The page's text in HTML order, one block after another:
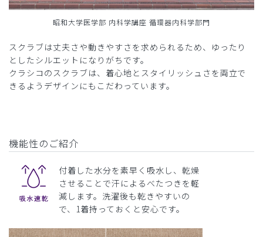
昭和大学医学部 内科学講座 循環器内科学部門
スクラブは丈夫さや動きやすさを求められるため、ゆったり
としたシルエットになりがちです。
クラシコのスクラブは、着心地とスタイリッシュさを両立で
きるようデザインにもこだわっています。
機能性のご紹介
付着した水分を素早く吸水し、乾燥
させることで汗によるべたつきを軽
減します。洗濯後も乾きやすいの
で、1着持っておくと安心です。